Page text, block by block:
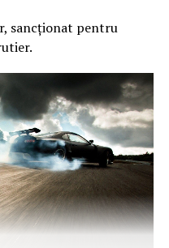
sancționat pentru